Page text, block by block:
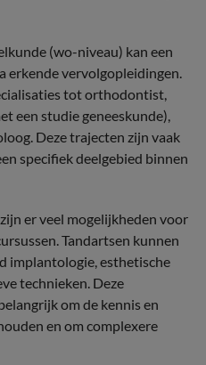
(wo-niveau) kan een
erkende vervolgopleidingen.
tot orthodontist,
een studie geneeskunde),
Deze trajecten zijn vaak
specifiek deelgebied binnen
er veel mogelijkheden voor
Tandartsen kunnen
implantologie, esthetische
technieken. Deze
om de kennis en
en om complexere